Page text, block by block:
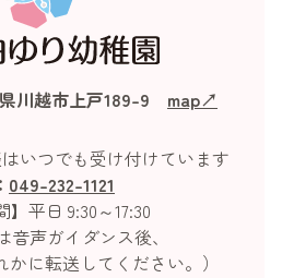
川越市上戸189-9 map↗︎
いつでも受け付けています
049-232-1121
】平日 9:30～17:30
音声ガイダンス後、
かに転送してください。）